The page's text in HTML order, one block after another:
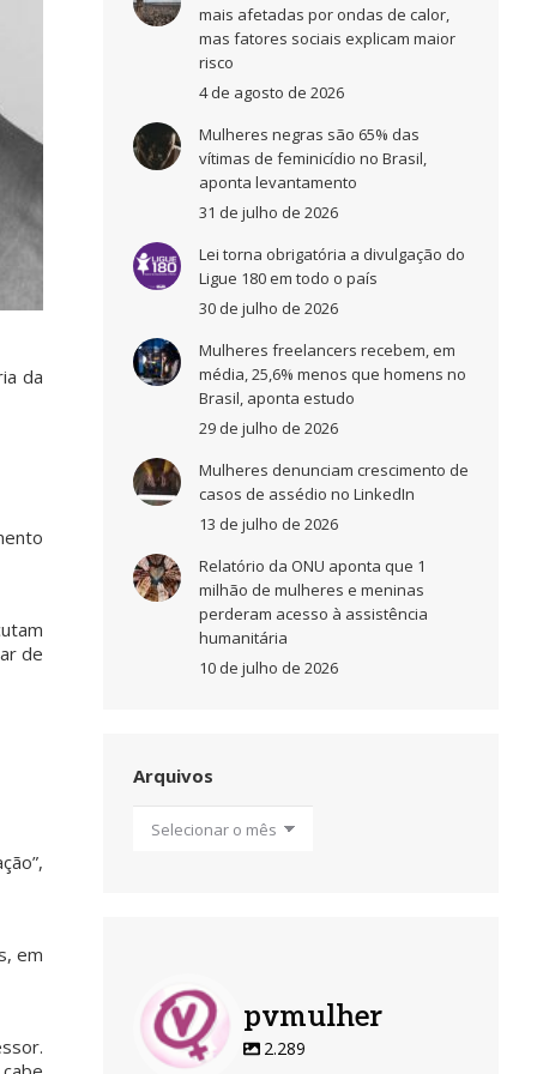
da
de
em
mais afetadas por ondas de calor,
mas fatores sociais explicam maior
risco
4 de agosto de 2026
Mulheres negras são 65% das
vítimas de feminicídio no Brasil,
aponta levantamento
31 de julho de 2026
Lei torna obrigatória a divulgação do
Ligue 180 em todo o país
30 de julho de 2026
Mulheres freelancers recebem, em
média, 25,6% menos que homens no
Brasil, aponta estudo
29 de julho de 2026
Mulheres denunciam crescimento de
casos de assédio no LinkedIn
13 de julho de 2026
Relatório da ONU aponta que 1
milhão de mulheres e meninas
perderam acesso à assistência
humanitária
10 de julho de 2026
Arquivos
pvmulher
2.289